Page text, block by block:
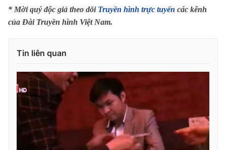
Tư vấn
Chuyên mục khác
Video Shorts video
VTV Money VTV Thể thao
* Mời quý độc giả theo dõi Truyền hình trực tuyến các kênh
của Đài Truyền hình Việt Nam.
Tin liên quan